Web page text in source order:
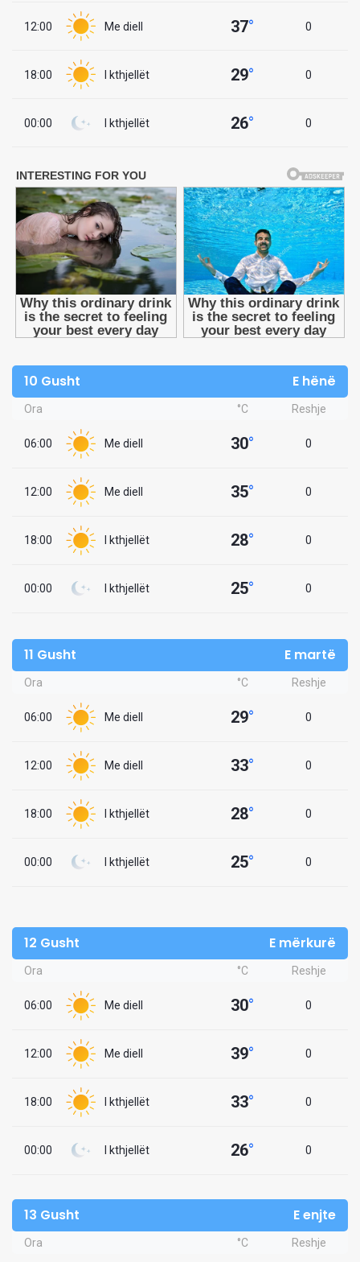
12:00 Me diell 37° 0
18:00 I kthjellët 29° 0
00:00 I kthjellët 26° 0
10 Gusht E hënë
Ora °C Reshje
06:00 Me diell 30° 0
12:00 Me diell 35° 0
18:00 I kthjellët 28° 0
00:00 I kthjellët 25° 0
11 Gusht E martë
Ora °C Reshje
06:00 Me diell 29° 0
12:00 Me diell 33° 0
18:00 I kthjellët 28° 0
00:00 I kthjellët 25° 0
12 Gusht E mërkurë
Ora °C Reshje
06:00 Me diell 30° 0
12:00 Me diell 39° 0
18:00 I kthjellët 33° 0
00:00 I kthjellët 26° 0
13 Gusht E enjte
Ora °C Reshje